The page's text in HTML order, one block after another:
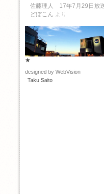
佐藤理人 17年7月29日放
どぼこん より
★
designed by WebVision
Taku Saito